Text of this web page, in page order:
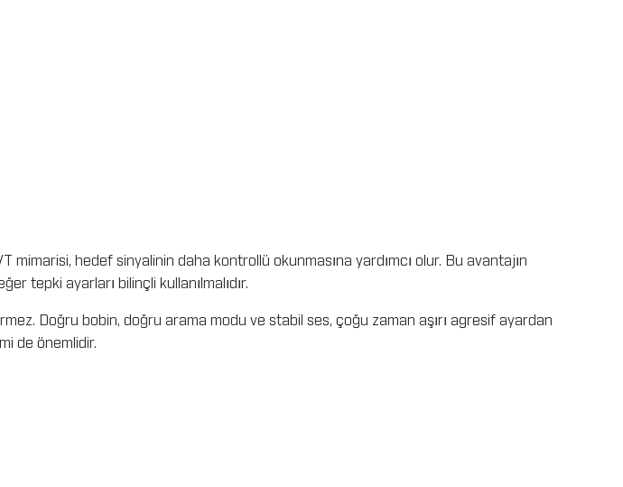
mimarisi, hedef sinyalinin daha kontrollü okunmasına yardımcı olur. Bu avantajın
tepki ayarları bilinçli kullanılmalıdır.
Doğru bobin, doğru arama modu ve stabil ses, çoğu zaman aşırı agresif ayardan
de önemlidir.